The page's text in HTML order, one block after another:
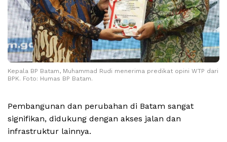
Kepala BP Batam, Muhammad Rudi menerima predikat opini WTP dari
BPK. Foto: Humas BP Batam.
Pembangunan dan perubahan di Batam sangat
signifikan, didukung dengan akses jalan dan
infrastruktur lainnya.